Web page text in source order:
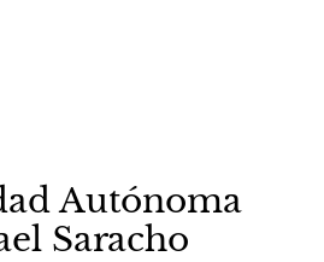
Autónoma
Saracho